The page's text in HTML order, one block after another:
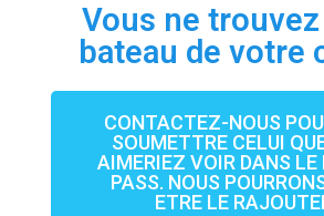
Vous ne
bateau de votre
CONTACTEZ-NOUS
SOUMETTRE CELUI
AIMERIEZ VOIR DANS LE
PASS. NOUS
ETRE LE